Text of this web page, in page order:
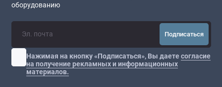
оборудованию
Подписаться
Нажимая на кнопку «Подписаться», Вы даетесогласие
на получение рекламных и информационных
материалов.